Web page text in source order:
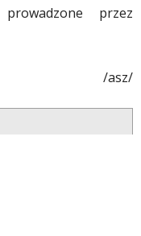
przez
/asz/